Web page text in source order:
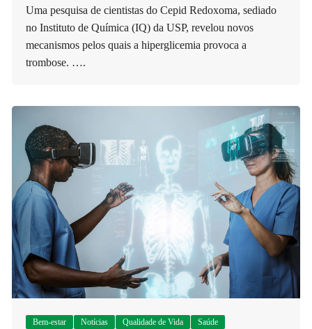
Uma pesquisa de cientistas do Cepid Redoxoma, sediado
no Instituto de Química (IQ) da USP, revelou novos
mecanismos pelos quais a hiperglicemia provoca a
trombose. ….
Bem-estar Notícias Qualidade de Vida Saúde